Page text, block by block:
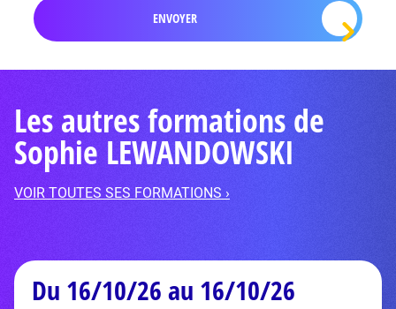
Les autres formations de
Sophie LEWANDOWSKI
VOIR TOUTES SES FORMATIONS ›
Du 16/10/26 au 16/10/26